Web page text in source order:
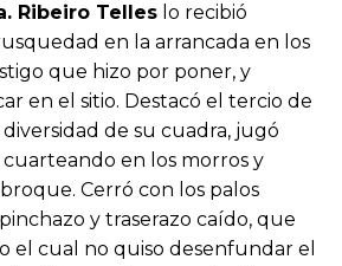
Ribeiro Telles lo recibió
en la arrancada en los
que hizo por poner, y
en el sitio. Destacó el tercio de
de su cuadra, jugó
cuarteando en los morros y
Cerró con los palos
y traserazo caído, que
el cual no quiso desenfundar el